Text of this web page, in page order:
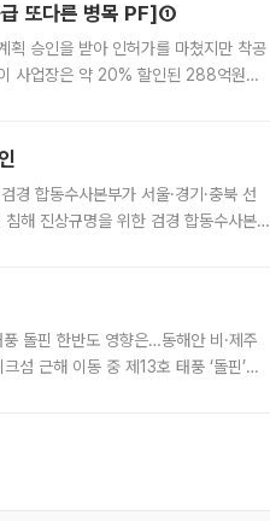
급 또다른 병목 PF]①
승인을 받아 인허가를 마쳤지만 착공
사업장은 약 20% 할인된 288억원에
합동수사본부가 서울·경기·충북 선
해 진상규명을 위한 검경 합동수사본
돌핀 한반도 영향은…동해안 비·제주
섬 근해 이동 중 제13호 태풍 ‘돌핀’이